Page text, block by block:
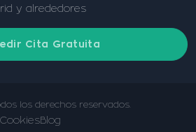
y alrededores
Cita Gratuita
los derechos reservados.
CookiesBlog